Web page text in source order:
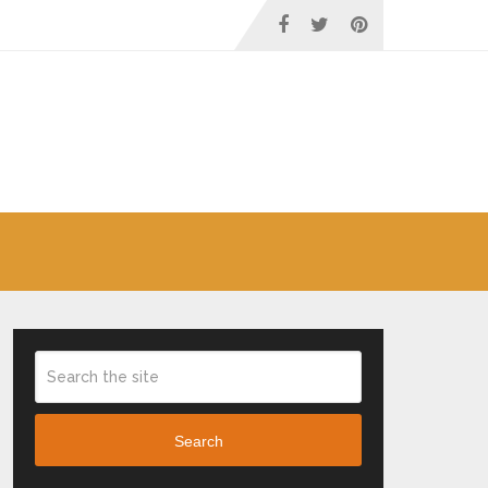
Kayu Mindi : 4 Karakter Ciri
Search